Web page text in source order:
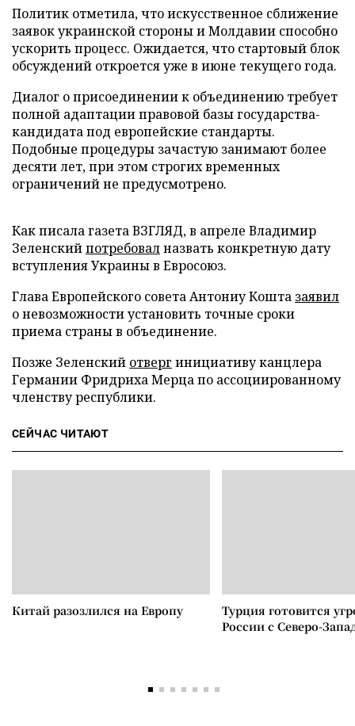
Политик отметила, что искусственное сближение
заявок украинской стороны и Молдавии способно
ускорить процесс. Ожидается, что стартовый блок
обсуждений откроется уже в июне текущего года.
Диалог о присоединении к объединению требует
полной адаптации правовой базы государства-
кандидата под европейские стандарты.
Подобные процедуры зачастую занимают более
десяти лет, при этом строгих временных
ограничений не предусмотрено.
Как писала газета ВЗГЛЯД, в апреле Владимир
Зеленскийпотребовалназвать конкретную дату
вступления Украины в Евросоюз.
Глава Европейского совета Антониу Кошта заявил
о невозможности установить точные сроки
приема страны в объединение.
Позже Зеленский отверг инициативу канцлера
Германии Фридриха Мерца по ассоциированному
членству республики.
СЕЙЧАС ЧИТАЮТ
Китай разозлился на Европу
Турция готовится
России с Северо-